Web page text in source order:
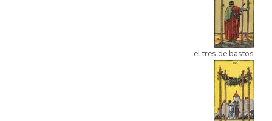
el tres de bastos